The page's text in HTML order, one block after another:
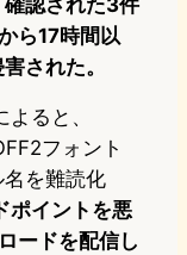
認された3件
ら17時間以
された。
ると、
フォント
を難読化
ポイントを悪
ードを配信し